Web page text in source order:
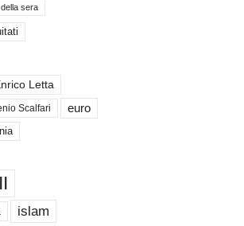
sera
Letta
Scalfari euro
islam